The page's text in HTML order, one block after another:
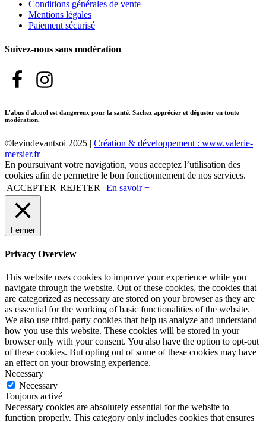
Conditions générales de vente
Mentions légales
Paiement sécurisé
Suivez-nous sans modération
L'abus d'alcool est dangereux pour la santé. Sachez apprécier et déguster en toute
modération.
©levindevantsoi 2025 | Création & développement : www.valerie-
mersier.fr
En poursuivant votre navigation, vous acceptez l’utilisation des
cookies afin de permettre le bon fonctionnement de nos services.
ACCEPTER REJETER En savoir +
Fermer
Privacy Overview
This website uses cookies to improve your experience while you
navigate through the website. Out of these cookies, the cookies that
are categorized as necessary are stored on your browser as they are
as essential for the working of basic functionalities of the website.
We also use third-party cookies that help us analyze and understand
how you use this website. These cookies will be stored in your
browser only with your consent. You also have the option to opt-out
of these cookies. But opting out of some of these cookies may have
an effect on your browsing experience.
Necessary
Necessary
Toujours activé
Necessary cookies are absolutely essential for the website to
function properly. This category only includes cookies that ensures